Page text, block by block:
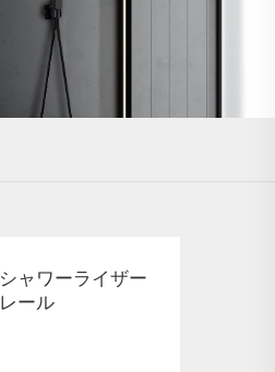
シャワーライザー
レール